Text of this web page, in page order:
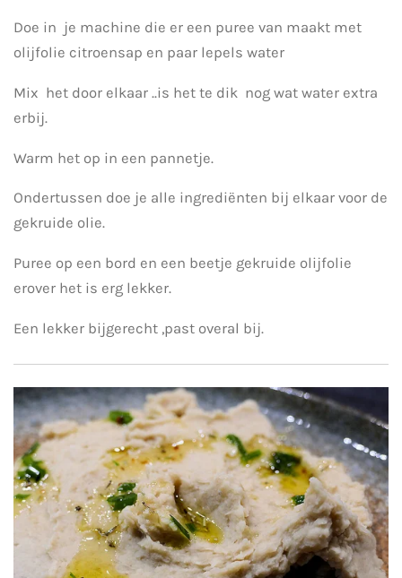
Doe in je machine die er een puree van maakt met
olijfolie citroensap en paar lepels water
Mix het door elkaar ..is het te dik nog wat water extra
erbij.
Warm het op in een pannetje.
Ondertussen doe je alle ingrediënten bij elkaar voor de
gekruide olie.
Puree op een bord en een beetje gekruide olijfolie
erover het is erg lekker.
Een lekker bijgerecht ,past overal bij.